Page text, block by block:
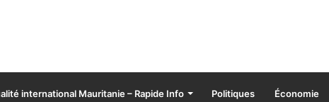
international Mauritanie – Rapide Info Politiques Économie